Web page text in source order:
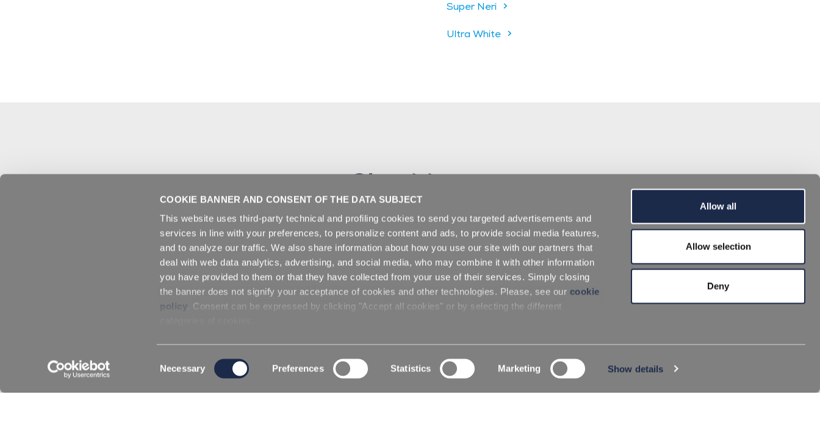
COOKIE BANNER AND CONSENT OF THE DATA SUBJECT
This website uses third-party technical and profiling cookies to send you targeted advertisements and
services in line with your preferences, to personalize content and ads, to provide social media features,
and to analyze our traffic. We also share information about how you use our site with our partners that
deal with web data analytics, advertising, and social media, who may combine it with other information
you have provided to them or that they have collected from your use of their services. Simply closing
the banner does not signify your acceptance of cookies and other technologies. Please, see our cookie
policy . Consent can be expressed by clicking "Accept all cookies" or by selecting the different
Selection
Necessary Preferences Statistics Marketing Show details
Allow all
Allow selection
Deny
Super Neri
Ultra White